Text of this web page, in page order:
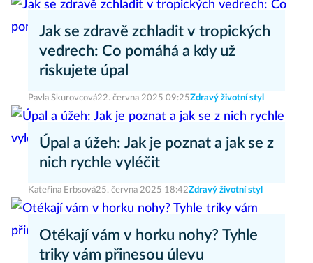
Jak se zdravě zchladit v tropických
vedrech: Co pomáhá a kdy už
riskujete úpal
Pavla Skurovcová22. června 2025 09:25Zdravý životní styl
Úpal a úžeh: Jak je poznat a jak se z
nich rychle vyléčit
Kateřina Erbsová25. června 2025 18:42Zdravý životní styl
Otékají vám v horku nohy? Tyhle
triky vám přinesou úlevu